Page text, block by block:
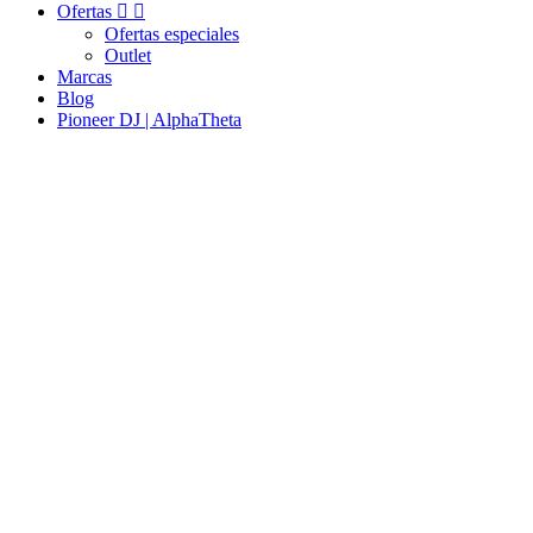
Ofertas  
Ofertas especiales
Outlet
Marcas
Blog
Pioneer DJ | AlphaTheta